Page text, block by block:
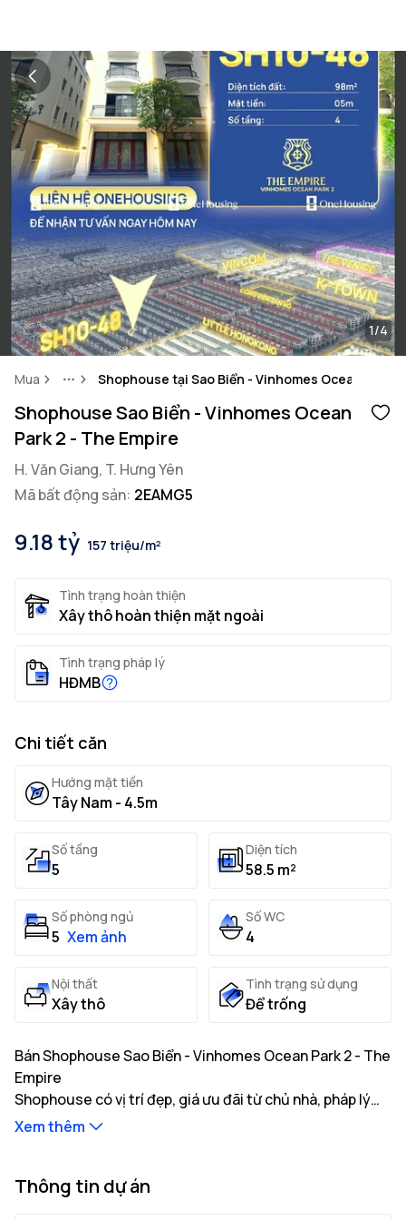
Mua MoreShophouse tại Sao Biển - Vinhomes Ocean Park
1/4
Shophouse Sao Biển - Vinhomes Ocean
Park 2 - The Empire
H. Văn Giang, T. Hưng Yên
Mã bất động sản: 2EAMG5
9.18 tỷ 157 triệu/m²
Tình trạng hoàn thiện
Xây thô hoàn thiện mặt ngoài
Tình trạng pháp lý
HĐMB
Chi tiết căn
Hướng mặt tiền
Tây Nam - 4.5m
Số tầng
5
Diện tích
58.5 m²
Số phòng ngủ
5 Xem ảnh
Số WC
4
Nội thất
Xây thô
Tình trạng sử dụng
Để trống
Bán Shophouse Sao Biển - Vinhomes Ocean Park 2 - The
Empire
Shophouse có vị trí đẹp, giá ưu đãi từ chủ nhà, pháp lý
minh bạch, sẵn sàng giao dịch. Xem nhà ngay.
tiền hướng Tây Nam
Tình trạng pháp lý: HĐMB
Xem thêm
Thông tin dự án